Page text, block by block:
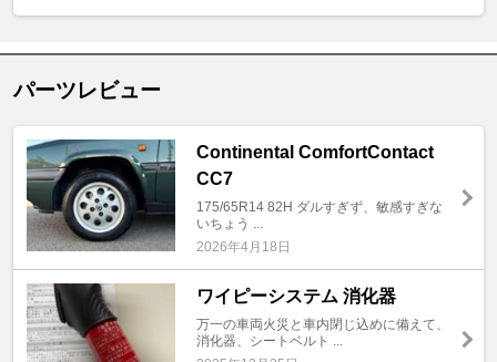
パーツレビュー
Continental ComfortContact
CC7
175/65R14 82H ダルすぎず、敏感すぎな
いちょう ...
2026年4月18日
ワイピーシステム 消化器
万一の車両火災と車内閉じ込めに備えて、
消化器、シートベルト ...